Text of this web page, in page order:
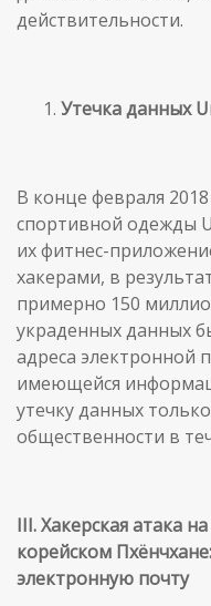
действительности.
Утечка данных
В конце февраля
спортивной одежды
их фитнес-
хакерами, в
примерно 150
украденных данных
адреса электронной
имеющейся
утечку данных
общественности в
III. Хакерская атака
корейском
электронную почту